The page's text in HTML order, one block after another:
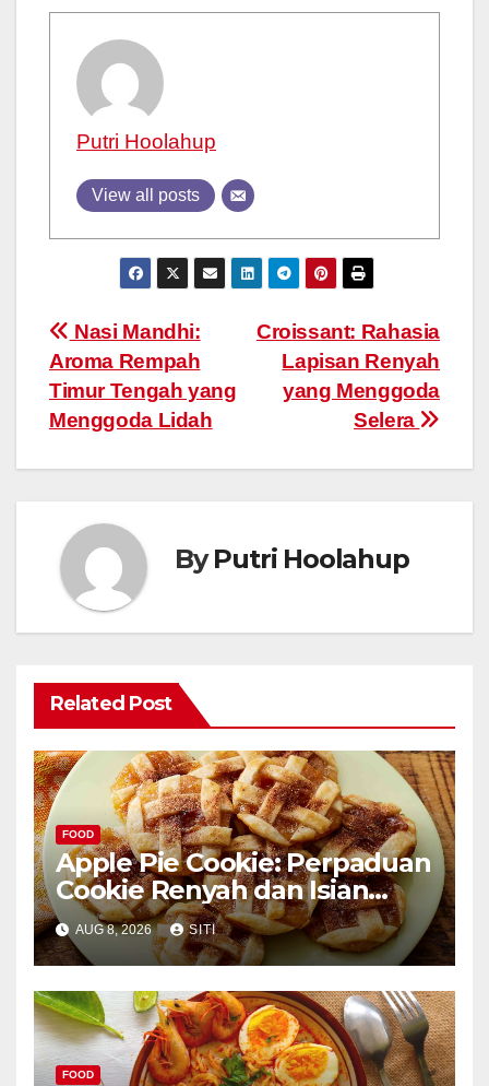
Putri Hoolahup
View all posts
Post
navigation
Croissant: Rahasia
Lapisan Renyah
yang Menggoda
Selera
Nasi Mandhi:
Aroma Rempah
Timur Tengah yang
Menggoda Lidah
ByPutri Hoolahup
Related Post
FOOD
Apple Pie Cookie: Perpaduan
Cookie Renyah dan Isian
Apel
AUG 8, 2026 SITI
FOOD